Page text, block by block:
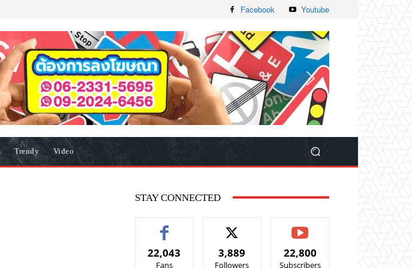
Facebook Youtube
Trendy Video
STAY CONNECTED
22,043
Fans
3,889
Followers
22,800
Subscribers